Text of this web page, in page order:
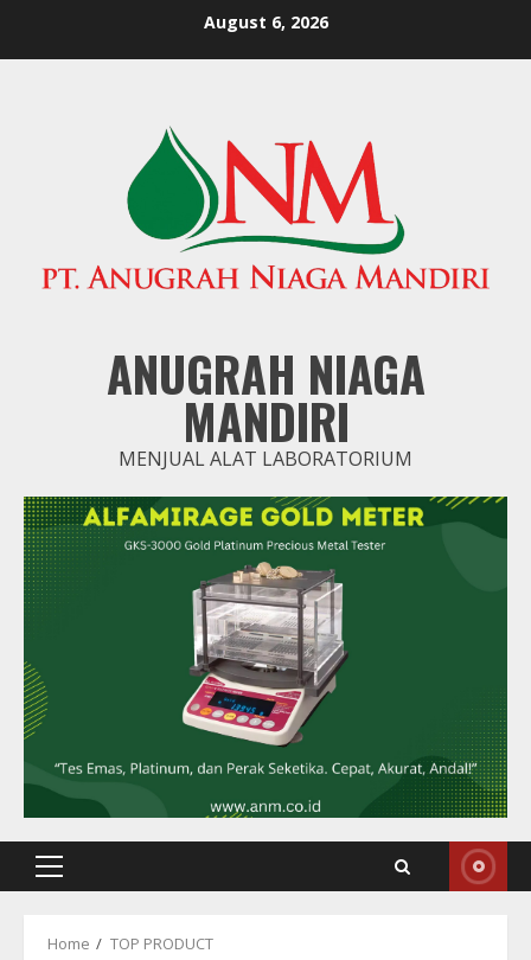
August 6, 2026
ANUGRAH NIAGA
MANDIRI
MENJUAL ALAT LABORATORIUM
Primary
Home TOP PRODUCT